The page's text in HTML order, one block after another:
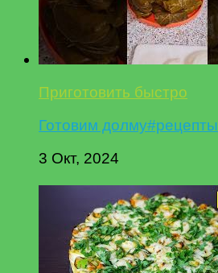
Приготовить быстро
Готовим долму#рецепты
3 Окт, 2024